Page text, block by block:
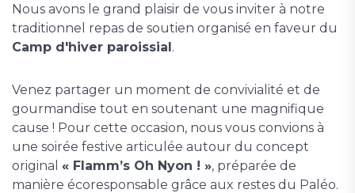
Nous avons le grand plaisir de vous inviter à notre
traditionnel repas de soutien organisé en faveur du
Camp d'hiver paroissial.
Venez partager un moment de convivialité et de
gourmandise tout en soutenant une magnifique
cause ! Pour cette occasion, nous vous convions à
une soirée festive articulée autour du concept
original « Flamm’s Oh Nyon ! », préparée de
manière écoresponsable grâce aux restes du Paléo.